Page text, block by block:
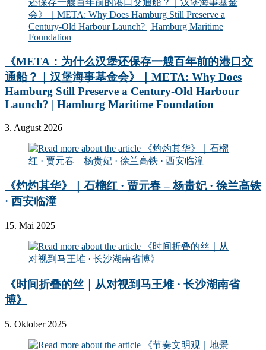
《META：为什么汉堡还保存一艘百年前的港口交
通船？｜汉堡海事基金会》｜META: Why Does
Hamburg Still Preserve a Century-Old Harbour
Launch? | Hamburg Maritime Foundation
3. August 2026
《灼灼其华》｜石榴红 · 贾元春 – 杨贵妃 · 徐兰高铁
· 西安临潼
15. Mai 2025
《时间折叠的丝｜从对视到马王堆 · 长沙湖南省
博》
5. Oktober 2025